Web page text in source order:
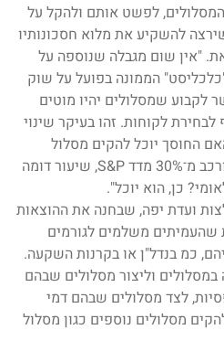
לפשט אותם ולהקל על
להשקיע את מלוא חסכונותיו
"אין שום מגבלה שנוספה על
הממונה בפועל על שוק
לקבוע שמסלולים יהיו מוטים
לקוחות. זהו בעיקר שינוי
החוסך יוכל להקים מסלול
שבפועל עוקב במדד חו"ל, שמורכב מ־30% מדד S&P, שיעור דומה
ועדת יפה, שבחנה את ההוצאות
משלמים לגורמים
כמ בנדל"ן או בקרנות השקעה.
וליצור מסלולים שבהם
לצד מסלולים שבהם דמי
מסלולים נוספים כגון מסלול